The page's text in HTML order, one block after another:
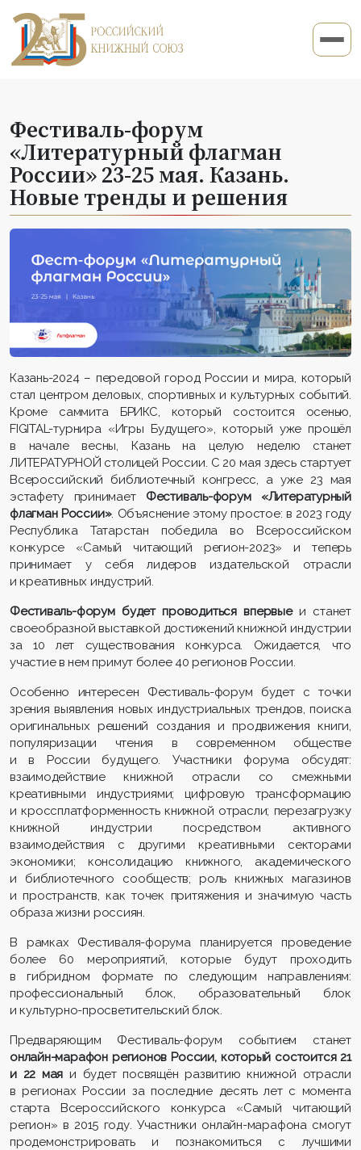
Фестиваль-форум
«Литературный флагман
России» 23-25 мая. Казань.
Новые тренды и решения
Казань-2024 – передовой город России и мира, который
стал центром деловых, спортивных и культурных событий.
Кроме саммита БРИКС, который состоится осенью,
FIGITAL-турнира «Игры Будущего», который уже прошёл
в начале весны, Казань на целую неделю станет
ЛИТЕРАТУРНОЙ столицей России. С 20 мая здесь стартует
Всероссийский библиотечный конгресс, а уже 23 мая
эстафету принимает Фестиваль-форум «Литературный
флагман России». Объяснение этому простое: в 2023 году
Республика Татарстан победила во Всероссийском
конкурсе «Самый читающий регион-2023» и теперь
принимает у себя лидеров издательской отрасли
и креативных индустрий.
Фестиваль-форум будет проводиться впервыеи станет
своеобразной выставкой достижений книжной индустрии
за 10 лет существования конкурса. Ожидается, что
участие в нем примут более 40 регионов России.
Особенно интересен Фестиваль-форум будет с точки
зрения выявления новых индустриальных трендов, поиска
оригинальных решений создания и продвижения книги,
популяризации чтения в современном обществе
и в России будущего. Участники форума обсудят:
взаимодействие книжной отрасли со смежными
креативными индустриями; цифровую трансформацию
и кроссплатформенность книжной отрасли; перезагрузку
книжной индустрии посредством активного
взаимодействия с другими креативными секторами
экономики; консолидацию книжного, академического
и библиотечного сообществ; роль книжных магазинов
и пространств, как точек притяжения и значимую часть
образа жизни россиян.
В рамках Фестиваля-форума планируется проведение
более 60 мероприятий, которые будут проходить
в гибридном формате по следующим направлениям:
профессиональный блок, образовательный блок
и культурно-просветительский блок.
Предваряющим Фестиваль-форум событием станет
онлайн-марафон регионов России, который состоится 21
и 22 маяи будет посвящён развитию книжной отрасли
в регионах России за последние десять лет с момента
старта Всероссийского конкурса «Самый читающий
регион» в 2015 году. Участники онлайн-марафона смогут
продемонстрировать и познакомиться с лучшими